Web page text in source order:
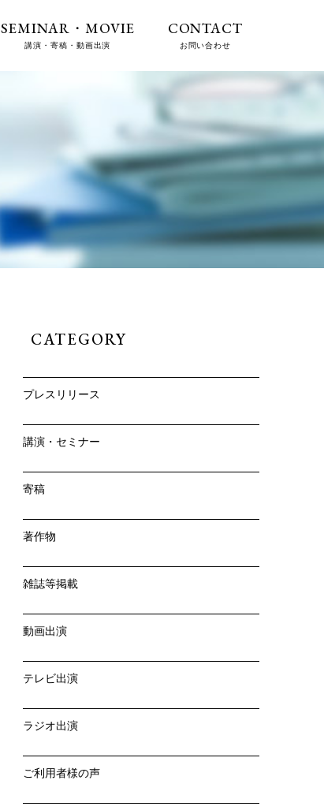
SEMINAR・MOVIE
講演・寄稿・動画出演
CONTACT
お問い合わせ
CATEGORY
プレスリリース
講演・セミナー
寄稿
著作物
雑誌等掲載
動画出演
テレビ出演
ラジオ出演
ご利用者様の声